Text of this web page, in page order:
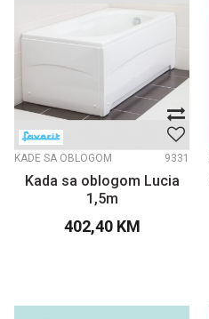
KADE SA OBLOGOM 9331
Kada sa oblogom Lucia
1,5m
402,40 KM